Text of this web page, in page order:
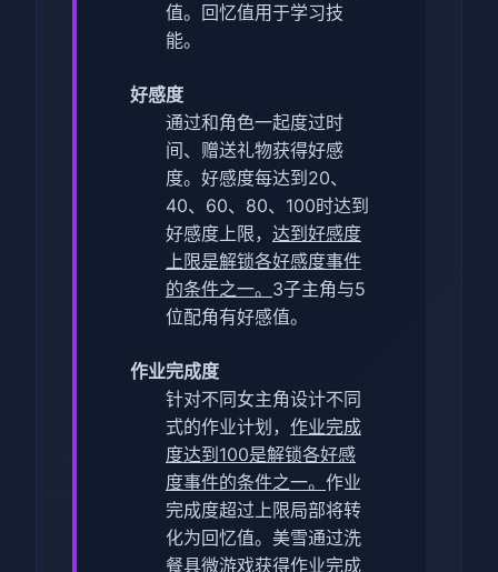
值。 回忆值用于学习技
能。
好感度
通过和角色一起度过时
间、赠送礼物获得好感
度。 好感度每达到20、
40、60、80、100时达到
好感度上限， 达到好感度
上限是解锁各好感度事件
的条件之一。 3子主角与5
位配角有好感值。
作业完成度
针对不同女主角设计不同
式的作业计划， 作业完成
度达到100是解锁各好感
度事件的条件之一。 作业
完成度超过上限局部将转
化为回忆值。 美雪通过洗
餐具微游戏获得作业完成